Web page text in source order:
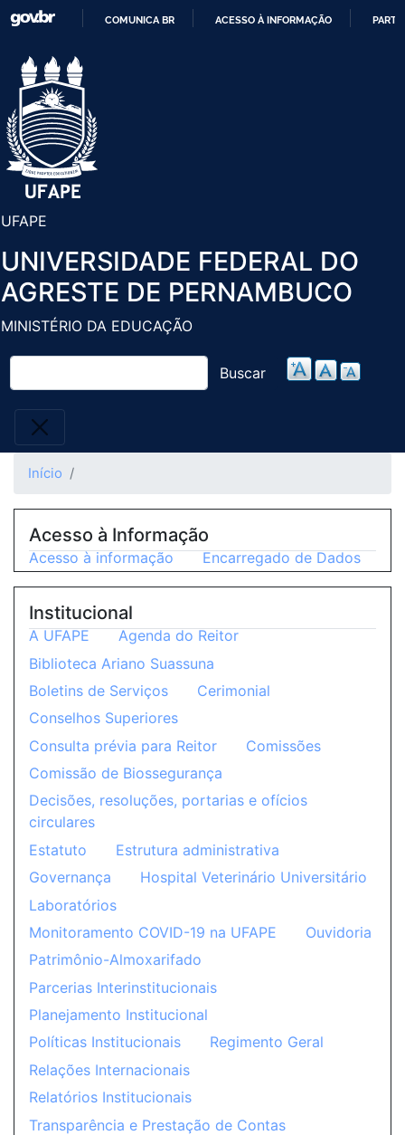
Pular
COMUNICA BR ACESSO À INFORMAÇÃO
UFAPE
UNIVERSIDADE FEDERAL DO
AGRESTE DE PERNAMBUCO
MINISTÉRIO DA EDUCAÇÃO
Buscar
Início
Acesso à Informação
Acesso à informação Encarregado de Dados
Institucional
A UFAPE
Agenda do Reitor
Biblioteca Ariano Suassuna
Boletins de Serviços
Cerimonial
Conselhos Superiores
Consulta prévia para Reitor
Comissões
Comissão de Biossegurança
Decisões, resoluções, portarias e ofícios
circulares
Estatuto
Estrutura administrativa
Governança
Hospital Veterinário Universitário
Laboratórios
Monitoramento COVID-19 na UFAPE
Ouvidoria
Patrimônio-Almoxarifado
Parcerias Interinstitucionais
Planejamento Institucional
Políticas Institucionais
Regimento Geral
Relações Internacionais
Relatórios Institucionais
Transparência e Prestação de Contas